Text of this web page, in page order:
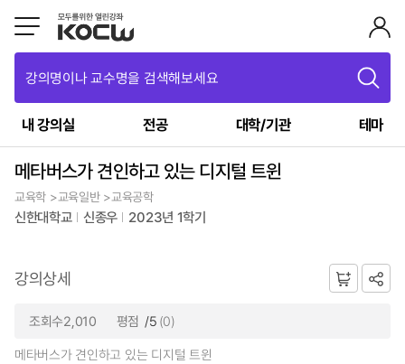
강의명이나 교수명을 검색해보세요
내 강의실 전공 대학/기관 테마
메타버스가 견인하고 있는 디지털 트윈
교육학 >교육일반 >교육공학
신한대학교 신종우 2023년 1학기
강의상세
조회수2,010 평점 /5 (0)
메타버스가 견인하고 있는 디지털 트윈